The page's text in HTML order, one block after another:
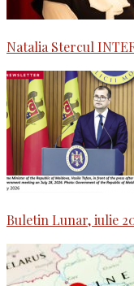
Natalia Stercul
Buletin Lunar, iulie